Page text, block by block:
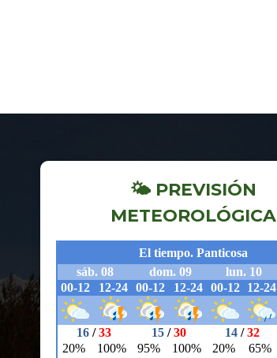
🌤 PREVISIÓN
METEOROLÓGICA